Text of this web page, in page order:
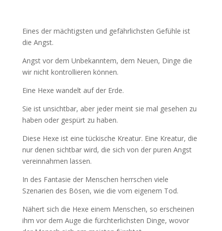
Eines der mächtigsten und gefährlichsten Gefühle ist
die Angst.
Angst vor dem Unbekanntem, dem Neuen, Dinge die
wir nicht kontrollieren können.
Eine Hexe wandelt auf der Erde.
Sie ist unsichtbar, aber jeder meint sie mal gesehen zu
haben oder gespürt zu haben.
Diese Hexe ist eine tückische Kreatur. Eine Kreatur, die
nur denen sichtbar wird, die sich von der puren Angst
vereinnahmen lassen.
In des Fantasie der Menschen herrschen viele
Szenarien des Bösen, wie die vom eigenem Tod.
Nähert sich die Hexe einem Menschen, so erscheinen
ihm vor dem Auge die fürchterlichsten Dinge, wovor